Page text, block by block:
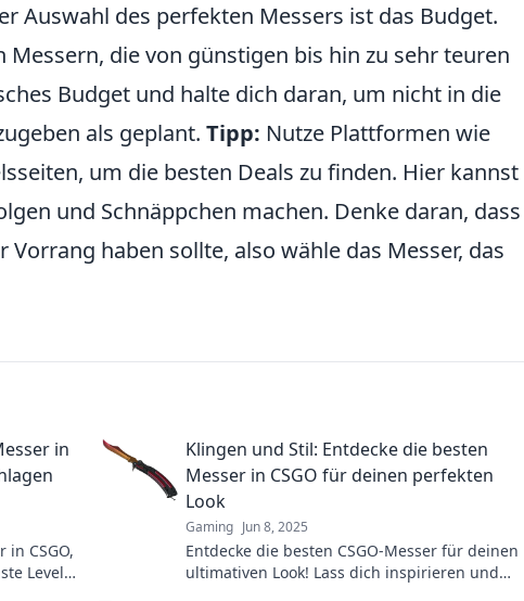
Auswahl des perfekten Messers ist das Budget.
Messern, die von günstigen bis hin zu sehr teuren
Budget und halte dich daran, um nicht in die
als geplant. Tipp: Nutze Plattformen wie
um die besten Deals zu finden. Hier kannst
und Schnäppchen machen. Denke daran, dass
haben sollte, also wähle das Messer, das
in
CSGO,
Level
Klingen und Stil: Entdecke die besten
Messer in CSGO für deinen perfekten
Look
Gaming Jun 8, 2025
Entdecke die besten CSGO-Messer für deinen
ultimativen Look! Lass dich inspirieren und